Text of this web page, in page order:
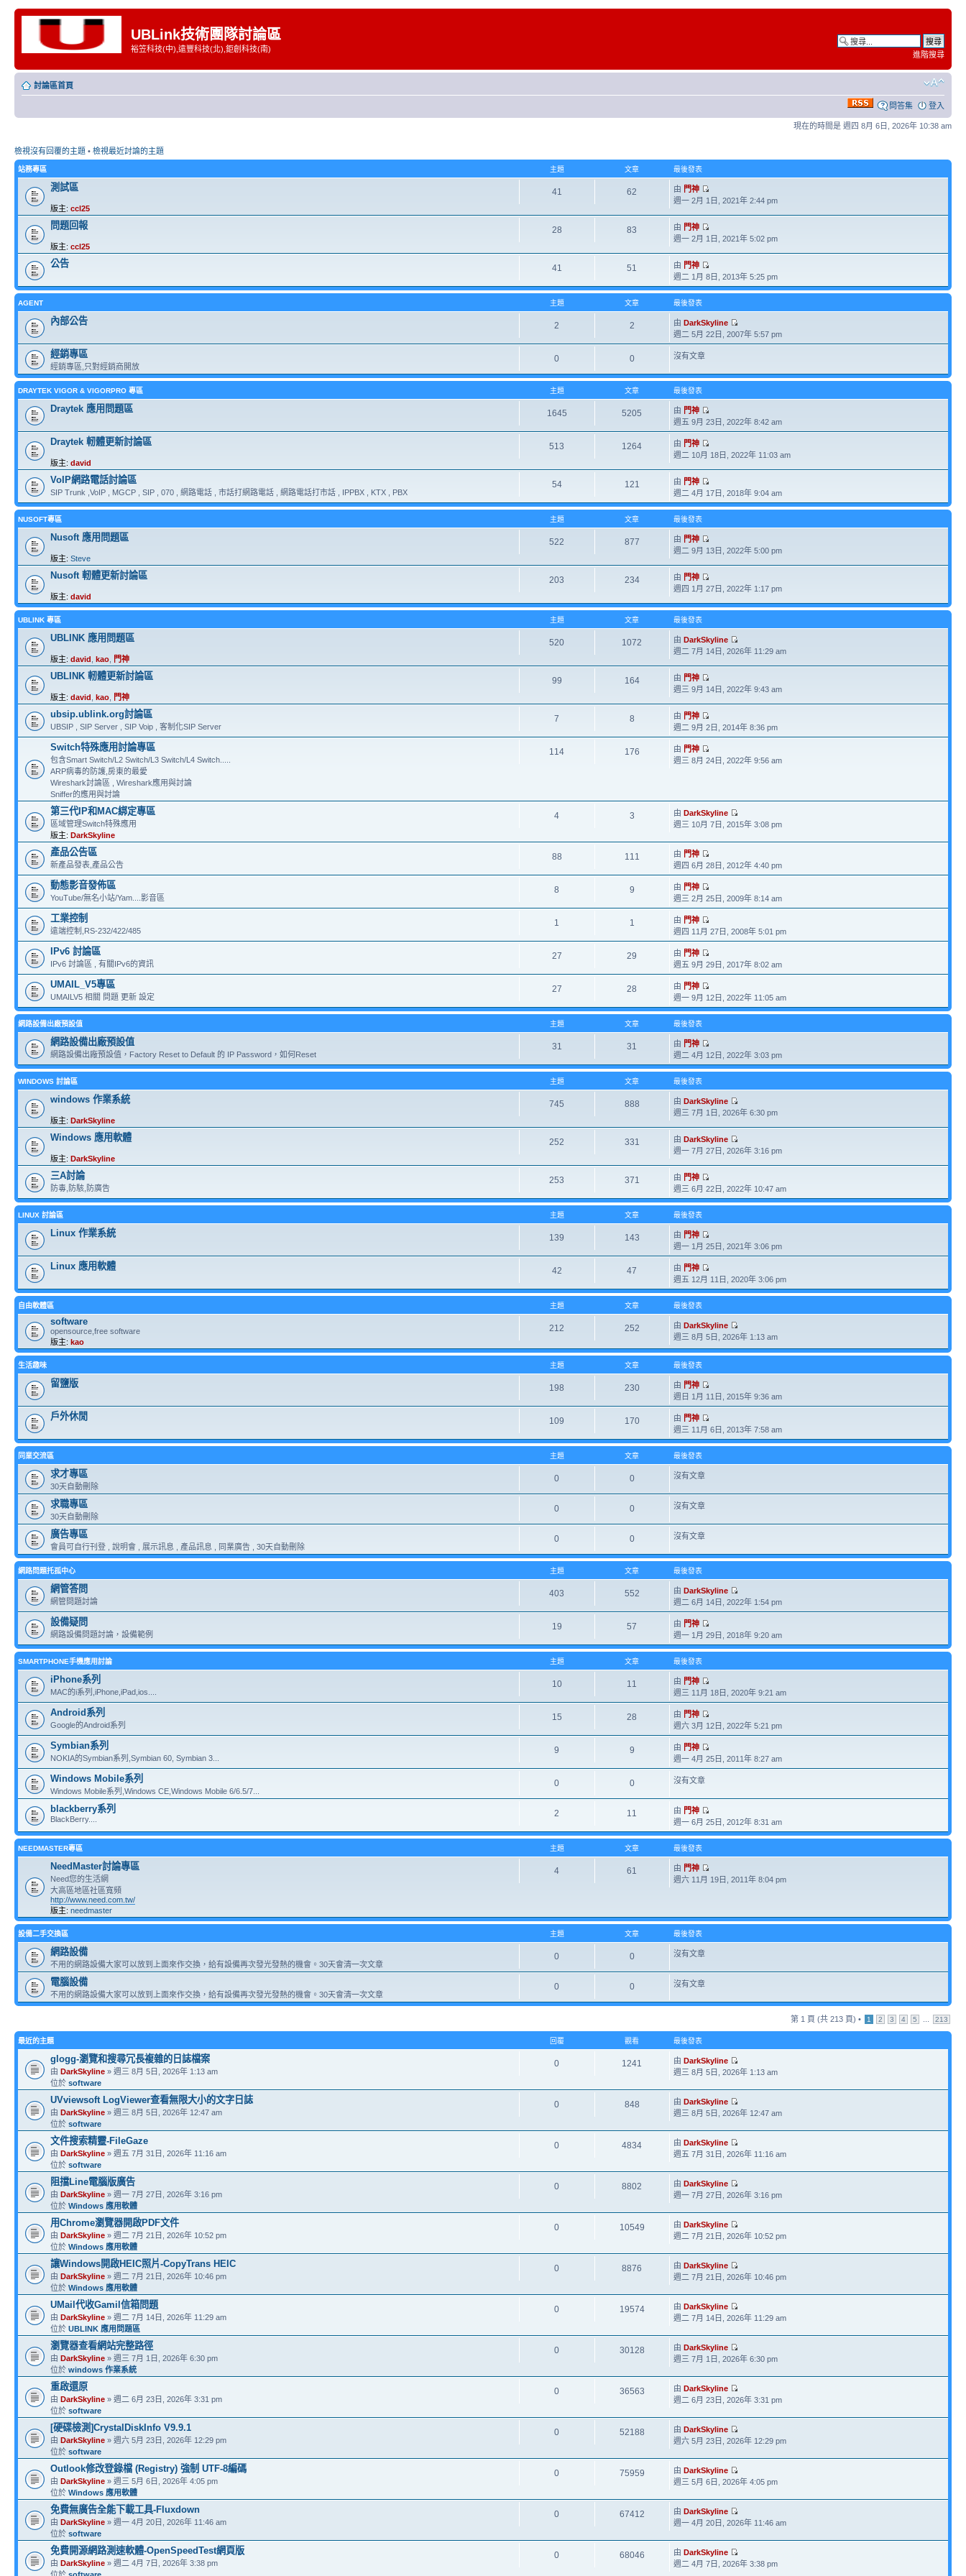
UBLink技術團隊討論區
裕笠科技(中),遠豐科技(北),鉅創科技(南)
進階搜尋
討論區首頁
問答集 登入
現在的時間是 週四 8月 6日, 2026年 10:38 am
檢視沒有回覆的主題 • 檢視最近討論的主題
站務專區 主題 文章 最後發表
測試區
版主: ccl25
41 62 由 門神
週一 2月 1日, 2021年 2:44 pm
問題回報
版主: ccl25
28 83 由 門神
週一 2月 1日, 2021年 5:02 pm
公告 41 51 由 門神
週二 1月 8日, 2013年 5:25 pm
AGENT 主題 文章 最後發表
內部公告 2 2 由DarkSkyline
週二 5月 22日, 2007年 5:57 pm
經銷專區
經銷專區,只對經銷商開放
0 0 沒有文章
DRAYTEK VIGOR & VIGORPRO 專區 主題 文章 最後發表
Draytek 應用問題區 1645 5205 由 門神
週五 9月 23日, 2022年 8:42 am
Draytek 軔體更新討論區
版主: david
513 1264 由 門神
週二 10月 18日, 2022年 11:03 am
VoIP網路電話討論區
SIP Trunk ,VoIP , MGCP , SIP , 070 , 網路電話 , 市話打網路電話 , 網路電話打市話 , IPPBX , KTX , PBX
54 121 由 門神
週二 4月 17日, 2018年 9:04 am
NUSOFT專區 主題 文章 最後發表
Nusoft 應用問題區
版主: Steve
522 877 由 門神
週二 9月 13日, 2022年 5:00 pm
Nusoft 軔體更新討論區
版主: david
203 234 由 門神
週四 1月 27日, 2022年 1:17 pm
UBLINK 專區 主題 文章 最後發表
UBLINK 應用問題區
版主: david kao 門神
520 1072 由DarkSkyline
週二 7月 14日, 2026年 11:29 am
UBLINK 軔體更新討論區
版主: david kao 門神
99 164 由 門神
週三 9月 14日, 2022年 9:43 am
ubsip.ublink.org討論區
UBSIP , SIP Server , SIP Voip , 客制化SIP Server
7 8 由 門神
週二 9月 2日, 2014年 8:36 pm
Switch特殊應用討論專區
包含Smart Switch/L2 Switch/L3 Switch/L4 Switch.....
ARP病毒的防護,房東的最愛
Wireshark討論區 , Wireshark應用與討論
Sniffer的應用與討論
114 176 由 門神
週三 8月 24日, 2022年 9:56 am
第三代IP和MAC綁定專區
區域管理Switch特殊應用
版主: DarkSkyline
4 3 由DarkSkyline
週三 10月 7日, 2015年 3:08 pm
產品公告區
新產品發表,產品公告
88 111 由 門神
週四 6月 28日, 2012年 4:40 pm
動態影音發佈區
YouTube/無名小站/Yam....影音區
8 9 由 門神
週三 2月 25日, 2009年 8:14 am
工業控制
遠端控制,RS-232/422/485
1 1 由 門神
週四 11月 27日, 2008年 5:01 pm
IPv6 討論區
IPv6 討論區 , 有關IPv6的資訊
27 29 由 門神
週五 9月 29日, 2017年 8:02 am
UMAIL_V5專區
UMAILV5 相關 問題 更新 設定
27 28 由 門神
週一 9月 12日, 2022年 11:05 am
網路設備出廠預設值 主題 文章 最後發表
網路設備出廠預設值
網路設備出廠預設值，Factory Reset to Default 的 IP Password，如何Reset
31 31 由 門神
週二 4月 12日, 2022年 3:03 pm
WINDOWS 討論區 主題 文章 最後發表
windows 作業系統
版主: DarkSkyline
745 888 由DarkSkyline
週三 7月 1日, 2026年 6:30 pm
Windows 應用軟體
版主: DarkSkyline
252 331 由DarkSkyline
週一 7月 27日, 2026年 3:16 pm
三A討論
防毒,防駭,防廣告
253 371 由 門神
週三 6月 22日, 2022年 10:47 am
LINUX 討論區 主題 文章 最後發表
Linux 作業系統 139 143 由 門神
週一 1月 25日, 2021年 3:06 pm
Linux 應用軟體 42 47 由 門神
週五 12月 11日, 2020年 3:06 pm
自由軟體區 主題 文章 最後發表
software
opensource,free software
版主: kao
212 252 由DarkSkyline
週三 8月 5日, 2026年 1:13 am
生活趣味 主題 文章 最後發表
留鹽版 198 230 由 門神
週日 1月 11日, 2015年 9:36 am
戶外休閒 109 170 由 門神
週三 11月 6日, 2013年 7:58 am
同業交流區 主題 文章 最後發表
求才專區
30天自動刪除
0 0 沒有文章
求職專區
30天自動刪除
0 0 沒有文章
廣告專區
會員可自行刊登 , 說明會 , 展示訊息 , 產品訊息 , 同業廣告 , 30天自動刪除
0 0 沒有文章
網路問題托孤中心 主題 文章 最後發表
網管答問
網管問題討論
403 552 由DarkSkyline
週二 6月 14日, 2022年 1:54 pm
設備疑問
網路設備問題討論，設備範例
19 57 由 門神
週一 1月 29日, 2018年 9:20 am
SMARTPHONE手機應用討論 主題 文章 最後發表
iPhone系列
MAC的i系列,iPhone,iPad,ios....
10 11 由 門神
週三 11月 18日, 2020年 9:21 am
Android系列
Google的Android系列
15 28 由 門神
週六 3月 12日, 2022年 5:21 pm
Symbian系列
NOKIA的Symbian系列,Symbian 60, Symbian 3...
9 9 由 門神
週一 4月 25日, 2011年 8:27 am
Windows Mobile系列
Windows Mobile系列,Windows CE,Windows Mobile 6/6.5/7...
0 0 沒有文章
blackberry系列
BlackBerry....
2 11 由 門神
週一 6月 25日, 2012年 8:31 am
NEEDMASTER專區 主題 文章 最後發表
NeedMaster討論專區
Need您的生活網
大高區地區社區寬頻
http://www.need.com.tw/
版主: needmaster
4 61 由 門神
週六 11月 19日, 2011年 8:04 pm
設備二手交換區 主題 文章 最後發表
網路設備
不用的網路設備大家可以放到上面來作交換，給有設備再次發光發熱的機會。30天會清一次文章
0 0 沒有文章
電腦設備
不用的網路設備大家可以放到上面來作交換，給有設備再次發光發熱的機會。30天會清一次文章
0 0 沒有文章
第 1 頁 (共 213 頁) • 1 2 3 4 5 213
最近的主題 回覆 觀看 最後發表
glogg-瀏覽和搜尋冗長複雜的日誌檔案
由 DarkSkyline » 週三 8月 5日, 2026年 1:13 am
位於 software
0 1241 由DarkSkyline
週三 8月 5日, 2026年 1:13 am
UVviewsoft LogViewer查看無限大小的文字日誌
由 DarkSkyline » 週三 8月 5日, 2026年 12:47 am
位於 software
0 848 由DarkSkyline
週三 8月 5日, 2026年 12:47 am
文件搜索精靈-FileGaze
由 DarkSkyline » 週五 7月 31日, 2026年 11:16 am
位於 software
0 4834 由DarkSkyline
週五 7月 31日, 2026年 11:16 am
阻擋Line電腦版廣告
由 DarkSkyline » 週一 7月 27日, 2026年 3:16 pm
位於 Windows 應用軟體
0 8802 由DarkSkyline
週一 7月 27日, 2026年 3:16 pm
用Chrome瀏覽器開啟PDF文件
由 DarkSkyline » 週二 7月 21日, 2026年 10:52 pm
位於 Windows 應用軟體
0 10549 由DarkSkyline
週二 7月 21日, 2026年 10:52 pm
讓Windows開啟HEIC照片-CopyTrans HEIC
由 DarkSkyline » 週二 7月 21日, 2026年 10:46 pm
位於 Windows 應用軟體
0 8876 由DarkSkyline
週二 7月 21日, 2026年 10:46 pm
UMail代收Gamil信箱問題
由 DarkSkyline » 週二 7月 14日, 2026年 11:29 am
位於 UBLINK 應用問題區
0 19574 由DarkSkyline
週二 7月 14日, 2026年 11:29 am
瀏覽器查看網站完整路徑
由 DarkSkyline » 週三 7月 1日, 2026年 6:30 pm
位於 windows 作業系統
0 30128 由DarkSkyline
週三 7月 1日, 2026年 6:30 pm
重啟還原
由 DarkSkyline » 週二 6月 23日, 2026年 3:31 pm
位於 software
0 36563 由DarkSkyline
週二 6月 23日, 2026年 3:31 pm
[硬碟檢測]CrystalDiskInfo V9.9.1
由 DarkSkyline » 週六 5月 23日, 2026年 12:29 pm
位於 software
0 52188 由DarkSkyline
週六 5月 23日, 2026年 12:29 pm
Outlook修改登錄檔 (Registry) 強制 UTF-8編碼
由 DarkSkyline » 週三 5月 6日, 2026年 4:05 pm
位於 Windows 應用軟體
0 75959 由DarkSkyline
週三 5月 6日, 2026年 4:05 pm
免費無廣告全能下載工具-Fluxdown
由 DarkSkyline » 週一 4月 20日, 2026年 11:46 am
位於 software
0 67412 由DarkSkyline
週一 4月 20日, 2026年 11:46 am
免費開源網路測速軟體-OpenSpeedTest網頁版
由 DarkSkyline » 週二 4月 7日, 2026年 3:38 pm
0 68046 由DarkSkyline
週二 4月 7日, 2026年 3:38 pm